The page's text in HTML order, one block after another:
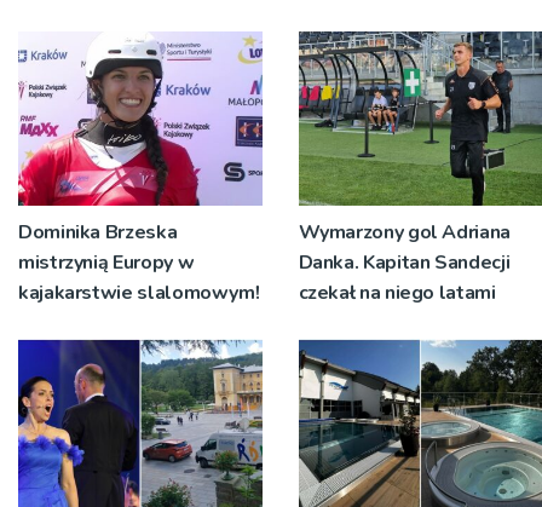
Dominika Brzeska
mistrzynią Europy w
kajakarstwie slalomowym!
Wymarzony gol Adriana
Danka. Kapitan Sandecji
czekał na niego latami